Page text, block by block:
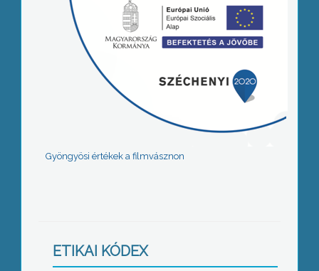
Gyöngyösi értékek a filmvásznon
ETIKAI KÓDEX